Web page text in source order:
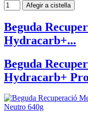
Afegir a cistella
Beguda
Hydracarb+...
Beguda
Hydracarb+